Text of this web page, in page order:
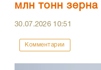
млн тонн зерна
30.07.2026 10:51
Комментарии